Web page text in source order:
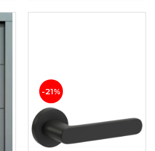
-21%